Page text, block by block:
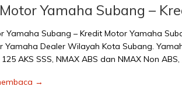
Yamaha Subang –
Yamaha Subang – Kredit Motor Yamaha
Yamaha Dealer Wilayah Kota Subang.
AKS SSS, NMAX ABS dan NMAX Non
→